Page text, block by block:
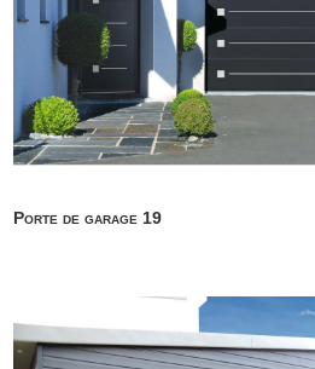
Porte de garage 19